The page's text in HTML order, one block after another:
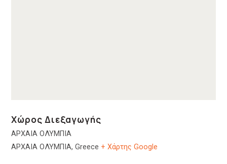
Χώρος Διεξαγωγής
ΑΡΧΑΙΑ ΟΛΥΜΠΙΑ
ΑΡΧΑΙΑ ΟΛΥΜΠΙΑ, Greece + Χάρτης Google